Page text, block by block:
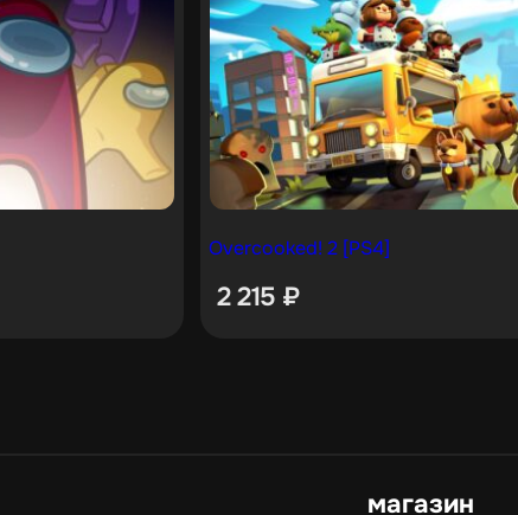
Overcooked! 2 [PS4]
2 215 ₽
магазин